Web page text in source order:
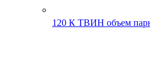
120 К ТВИН объем